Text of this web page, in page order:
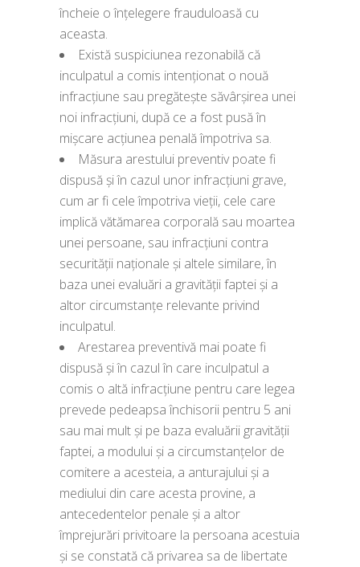
încheie o înțelegere frauduloasă cu
aceasta.
Există suspiciunea rezonabilă că
inculpatul a comis intenționat o nouă
infracțiune sau pregătește săvârșirea unei
noi infracțiuni, după ce a fost pusă în
mișcare acțiunea penală împotriva sa.
Măsura arestului preventiv poate fi
dispusă și în cazul unor infracțiuni grave,
cum ar fi cele împotriva vieții, cele care
implică vătămarea corporală sau moartea
unei persoane, sau infracțiuni contra
securității naționale și altele similare, în
baza unei evaluări a gravității faptei și a
altor circumstanțe relevante privind
inculpatul.
Arestarea preventivă mai poate fi
dispusă și în cazul în care inculpatul a
comis o altă infracţiune pentru care legea
prevede pedeapsa închisorii pentru 5 ani
sau mai mult şi pe baza evaluării gravităţii
faptei, a modului şi a circumstanţelor de
comitere a acesteia, a anturajului şi a
mediului din care acesta provine, a
antecedentelor penale şi a altor
împrejurări privitoare la persoana acestuia
și se constată că privarea sa de libertate